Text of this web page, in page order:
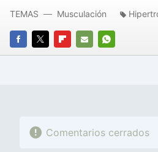
FACEBOOK
TWITTERFLIPBOARD
E-
WHATSAPP
TEMAS Musculación
Comentarios cerrados